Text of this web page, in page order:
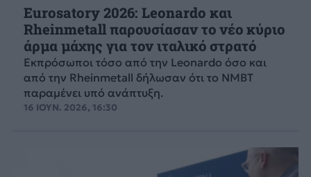
Eurosatory 2026: Leonardo και
Rheinmetall παρουσίασαν το νέο κύριο
άρμα μάχης για τον ιταλικό στρατό
Εκπρόσωποι τόσο από την Leonardo όσο και
από την Rheinmetall δήλωσαν ότι το NMBT
παραμένει υπό ανάπτυξη.
16 ΙΟΥΝ. 2026, 16:30